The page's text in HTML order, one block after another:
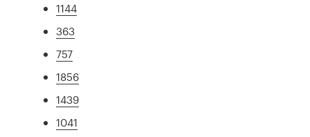
1144
363
757
1856
1439
1041